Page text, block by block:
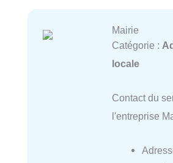
Mairie
Catégorie :
locale
Contact du
l'entreprise